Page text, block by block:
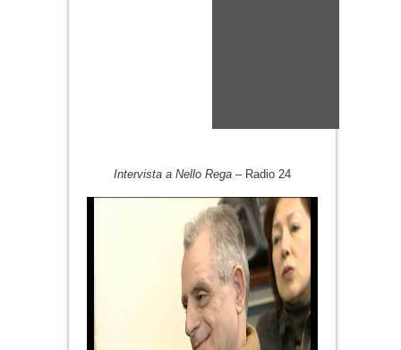
Intervista a Nello Rega– Radio 24